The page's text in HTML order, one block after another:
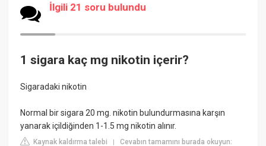
İlgili 21 soru bulundu
1 sigara kaç mg nikotin içerir?
Sigaradaki nikotin
Normal bir sigara 20 mg. nikotin bulundurmasına karşın
yanarak içildiğinden 1-1.5 mg nikotin alınır.
Kaynak kaldırma talebi |Cevabın tamamını burada okuyun: